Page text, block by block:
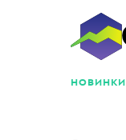
НОВИНКИ